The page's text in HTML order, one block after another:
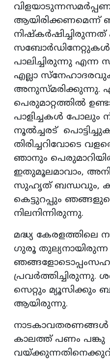
ആയിരിക്കണമെന്ന്
സബോർഡിനേറ്റുകൾ
പാലിച്ചിരുന്നു
എല്ലാ
അനുസ്മരിക്കുന്നു.
പെരുമാറ്റത്തിൽ
പാളിച്ചകൾ പോലും
നൂൽച്ചരട്
തിരിച്ചറിവോടെ
ഞാനും
ഇതുമൂലമാവാം,
സുഹൃത് ബന്ധവും,
കെട്ടുറപ്പും
നിലനിന്നിരുന്നു.
മദ്ധ്യ കേരളത്തിലെ
ഗുരൂ തുല്യനായിരുന്ന
പ്രവർത്തിച്ചിരുന്നു.
സെറ്റും മ്യൂസിക്കും
ആയിരുന്നു.
നാടകാവതരണങ്ങൾ
കാലത്ത് പണം പങ്കു